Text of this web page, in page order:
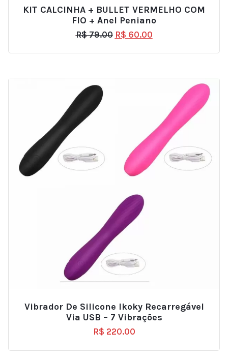
KIT CALCINHA + BULLET VERMELHO COM
FIO + Anel Peniano
R$79.00 R$ 60.00
Vibrador De Silicone Ikoky Recarregável
Via USB – 7 Vibrações
R$ 220.00